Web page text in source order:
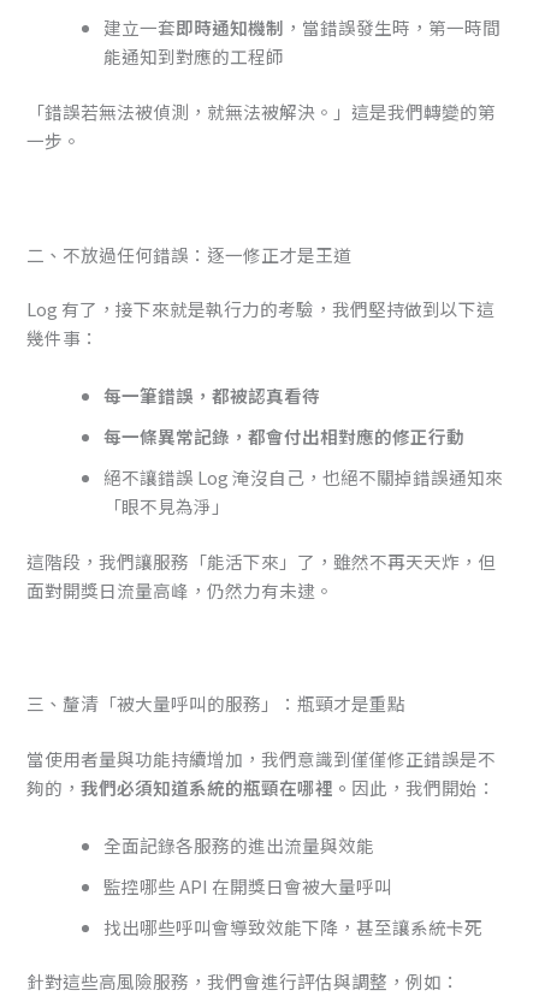
建立一套即時通知機制 ，當錯誤發生時，第一時間
能通知到對應的工程師
「錯誤若無法被偵測，就無法被解決。」這是我們轉變的第
一步。
二、不放過任何錯誤：逐一修正才是王道
Log 有了，接下來就是執行力的考驗，我們堅持做到以下這
幾件事：
每一筆錯誤，都被認真看待
每一條異常記錄，都會付出相對應的修正行動
絕不讓錯誤 Log 淹沒自己，也絕不關掉錯誤通知來
「眼不見為淨」
這階段，我們讓服務「能活下來」了，雖然不再天天炸，但
面對開獎日流量高峰，仍然力有未逮。
三、釐清「被大量呼叫的服務」：瓶頸才是重點
當使用者量與功能持續增加，我們意識到僅僅修正錯誤是不
夠的，我們必須知道系統的瓶頸在哪裡。 因此，我們開始：
全面記錄各服務的進出流量與效能
監控哪些 API 在開獎日會被大量呼叫
找出哪些呼叫會導致效能下降，甚至讓系統卡死
針對這些高風險服務，我們會進行評估與調整，例如：